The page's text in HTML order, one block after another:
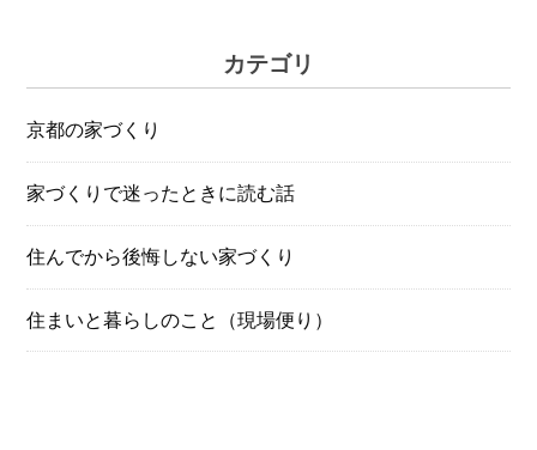
カテゴリ
京都の家づくり
家づくりで迷ったときに読む話
住んでから後悔しない家づくり
住まいと暮らしのこと（現場便り）